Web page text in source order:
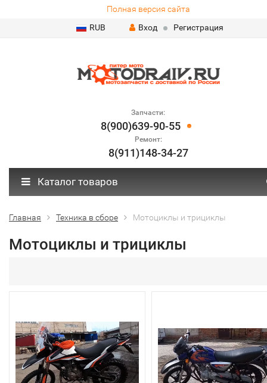
Полная версия сайта
RUB
Вход Регистрация
Запчасти:
8(900)639-90-55
Ремонт:
8(911)148-34-27
Каталог товаров
Главная Техника в сборе Мотоциклы и трициклы
Мотоциклы и трициклы